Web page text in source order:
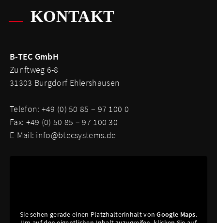
KONTAKT
B-TEC GmbH
Zunftweg 6-8
31303 Burgdorf Ehlershausen
Telefon: +49 (0) 50 85 – 97 100 0
Fax: +49 (0) 50 85 – 97 100 30
E-Mail: info@btecsystems.de
Sie sehen gerade einen Platzhalterinhalt vonGoogle Maps.